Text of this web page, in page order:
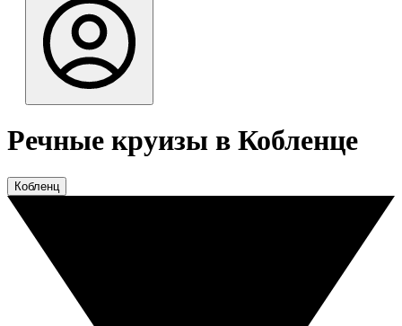
Речные круизы в Кобленце
Кобленц